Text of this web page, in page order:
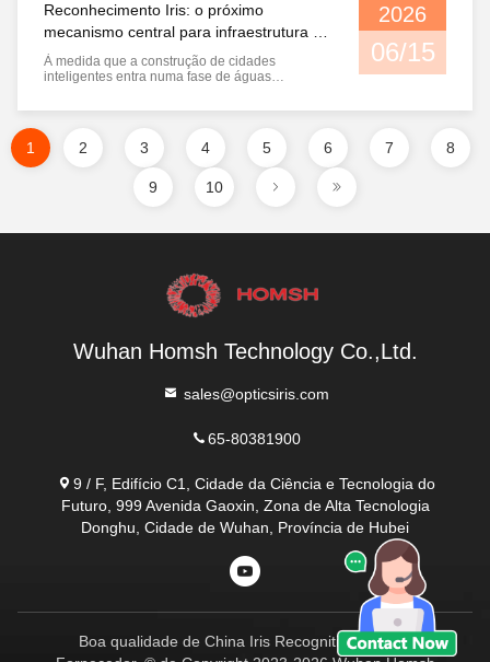
oficialmente ...
Reconhecimento Iris: o próximo
mecanismo central para infraestrutura de
segurança de cidades inteligentes
À medida que a construção de cidades
inteligentes entra numa fase de águas
vez mais clara: quem irá proteger os limites da
o reconhecimento facial administrou a maioria
das tarefas de verificação de ...
2026
06/15
1 2 3 4 5 6 7 8
9 10
Wuhan Homsh Technology Co.,Ltd.
sales@opticsiris.com
65-80381900
9 / F, Edifício C1, Cidade da Ciência e Tecnologia do
Futuro, 999 Avenida Gaoxin, Zona de Alta Tecnologia
Donghu, Cidade de Wuhan, Província de Hubei
Boa qualidade de China Iris Recognition Module